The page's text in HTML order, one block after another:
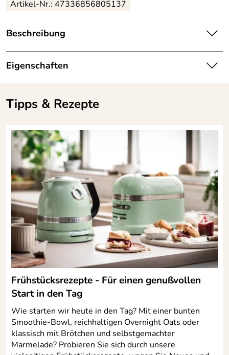
Artikel-Nr.: 47336856805137
Beschreibung
Table Selection - Schlichte Formen und klares Design
treffen auf eine vielseitige Farbauswahl.Stimmungsvolle
Stimmung zu Hause, knallige Akzente beim Brunch in
einer Patisserie oder zarte Kaffeenuancen für die
Grenzen gesetzt. Alle Artikel und Farben können ganz
individuell zusammengestellt und miteinander kombiniert
werden.
Hersteller: Eschenbach Porzellan GmbH, Geraer Straße
51, 07819 Triptis, info@eschenbachporzellan.com
Eigenschaften
Größe:
13,5 cm
Tipps & Rezepte
Frühstücksrezepte - Für einen genußvollen
Start in den Tag
Wie starten wir heute in den Tag? Mit einer bunten
Smoothie-Bowl, reichhaltigen Overnight Oats oder
klassisch mit Brötchen und selbstgemachter
Marmelade? Probieren Sie sich durch unsere